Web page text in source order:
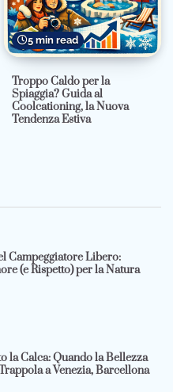
5 min read
Troppo Caldo per la
Spiaggia? Guida al
Coolcationing, la Nuova
Tendenza Estiva
Campeggiatore Libero:
(e Rispetto) per la Natura
la Calca: Quando la Bellezza
a Venezia, Barcellona